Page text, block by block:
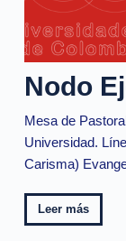
Nodo
Mesa de
Universidad.
Carisma)
Leer más